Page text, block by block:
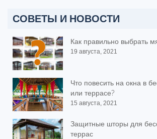
СОВЕТЫ И НОВОСТИ
Как правильно выбрать
19 августа, 2021
Что повесить на окна в
или террасе?
15 августа, 2021
Защитные шторы для
террас